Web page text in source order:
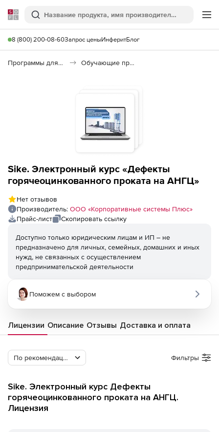
Softline
Поиск
8 (800) 200-08-60Запрос ценыИнферитБлог
Программы для образования и науки Обучающие программы
Sike. Электронный курс «Дефекты
горячеоцинкованного проката на АНГЦ»
Нет отзывов
Производитель: ООО «Корпоративные системы Плюс»
Прайс-лист
Скопировать ссылку
Доступно только юридическим лицам и ИП – не
предназначено для личных, семейных, домашних и иных
нужд, не связанных с осуществлением
предпринимательской деятельности
Поможем с выбором
Лицензии Описание Отзывы Доставка и оплата
По рекомендации Softline Фильтры
Sike. Электронный курс Дефекты
горячеоцинкованного проката на АНГЦ.
Лицензия